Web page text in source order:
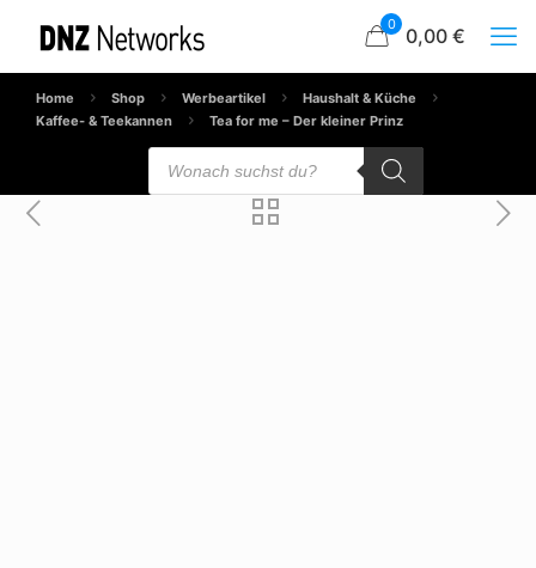
0 0,00 €
Home Shop Werbeartikel
Haushalt & Küche
Kaffee- & Teekannen
Tea for me – Der kleiner Prinz
Products
search